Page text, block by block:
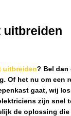
uitbreiden
uitbreiden? Bel dan
. Of het nu om een
gaat, wij
zijn snel
de oplossing